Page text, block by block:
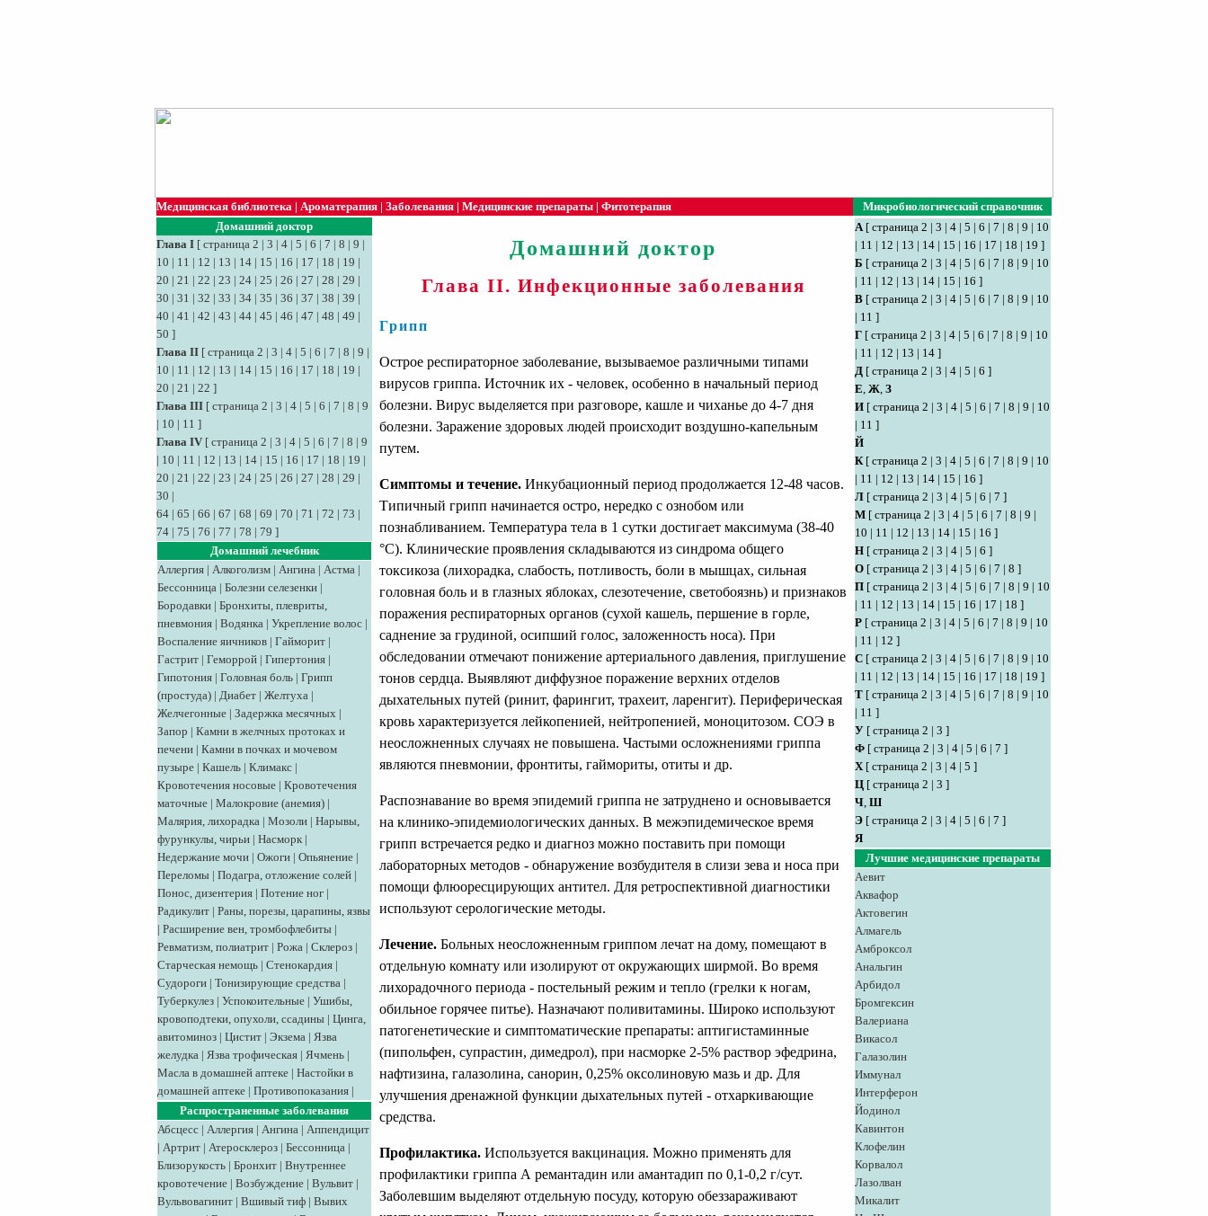
Медицинская библиотека | Ароматерапия | Заболевания | Медицинские препараты | Фитотерапия
Микробиологический справочник
Домашний доктор
Глава I [ страница 2 | 3 | 4 | 5 | 6 | 7 | 8 | 9 |
10 | 11 | 12 | 13 | 14 | 15 | 16 | 17 | 18 | 19 |
20 | 21 | 22 | 23 | 24 | 25 | 26 | 27 | 28 | 29 |
30 | 31 | 32 | 33 | 34 | 35 | 36 | 37 | 38 | 39 |
40 | 41 | 42 | 43 | 44 | 45 | 46 | 47 | 48 | 49 |
50 ]
Глава II [ страница 2 | 3 | 4 | 5 | 6 | 7 | 8 | 9 |
10 | 11 | 12 | 13 | 14 | 15 | 16 | 17 | 18 | 19 |
20 | 21 | 22 ]
Глава III [ страница 2 | 3 | 4 | 5 | 6 | 7 | 8 | 9
| 10 | 11 ]
Глава IV [ страница 2 | 3 | 4 | 5 | 6 | 7 | 8 | 9
| 10 | 11 | 12 | 13 | 14 | 15 | 16 | 17 | 18 | 19 |
20 | 21 | 22 | 23 | 24 | 25 | 26 | 27 | 28 | 29 |
30 |
64 | 65 | 66 | 67 | 68 | 69 | 70 | 71 | 72 | 73 |
74 | 75 | 76 | 77 | 78 | 79 ]
Домашний лечебник
Аллергия | Алкоголизм | Ангина | Астма |
Бессонница | Болезни селезенки |
Бородавки | Бронхиты, плевриты,
пневмония | Водянка | Укрепление волос |
Воспаление яичников | Гайморит |
Гастрит | Геморрой | Гипертония |
Гипотония | Головная боль | Грипп
(простуда) | Диабет | Желтуха |
Желчегонные | Задержка месячных |
Запор | Камни в желчных протоках и
печени | Камни в почках и мочевом
пузыре | Кашель | Климакс |
Кровотечения носовые | Кровотечения
маточные | Малокровие (анемия) |
Малярия, лихорадка | Мозоли | Нарывы,
фурункулы, чирьи | Насморк |
Недержание мочи | Ожоги | Опьянение |
Переломы | Подагра, отложение солей |
Понос, дизентерия | Потение ног |
Радикулит | Раны, порезы, царапины, язвы
| Расширение вен, тромбофлебиты |
Ревматизм, полиатрит | Рожа | Склероз |
Старческая немощь | Стенокардия |
Судороги | Тонизирующие средства |
Туберкулез | Успокоительные | Ушибы,
кровоподтеки, опухоли, ссадины | Цинга,
авитоминоз | Цистит | Экзема | Язва
желудка | Язва трофическая | Ячмень |
Масла в домашней аптеке | Настойки в
домашней аптеке | Противопоказания |
Распространенные заболевания
Абсцесс | Аллергия | Ангина | Аппендицит
| Артрит | Атеросклероз | Бессонница |
Близорукость | Бронхит | Внутреннее
кровотечение | Возбуждение | Вульвит |
Вульвовагинит | Вшивый тиф | Вывих
Домашний доктор
Глава II. Инфекционные заболевания
Грипп
Острое респираторное заболевание, вызываемое различными типами
вирусов гриппа. Источник их - человек, особенно в начальный период
болезни. Вирус выделяется при разговоре, кашле и чиханье до 4-7 дня
болезни. Заражение здоровых людей происходит воздушно-капельным
путем.
Симптомы и течение. Инкубационный период продолжается 12-48 часов.
Типичный грипп начинается остро, нередко с ознобом или
познабливанием. Температура тела в 1 сутки достигает максимума (38-40
°С). Клинические проявления складываются из синдрома общего
токсикоза (лихорадка, слабость, потливость, боли в мышцах, сильная
головная боль и в глазных яблоках, слезотечение, светобоязнь) и признаков
поражения респираторных органов (сухой кашель, першение в горле,
саднение за грудиной, осипший голос, заложенность носа). При
обследовании отмечают понижение артериального давления, приглушение
тонов сердца. Выявляют диффузное поражение верхних отделов
дыхательных путей (ринит, фарингит, трахеит, ларенгит). Периферическая
кровь характеризуется лейкопенией, нейтропенией, моноцитозом. СОЭ в
неосложненных случаях не повышена. Частыми осложнениями гриппа
являются пневмонии, фронтиты, гаймориты, отиты и др.
Распознавание во время эпидемий гриппа не затруднено и основывается
на клинико-эпидемиологических данных. В межэпидемическое время
грипп встречается редко и диагноз можно поставить при помощи
лабораторных методов - обнаружение возбудителя в слизи зева и носа при
помощи флюоресцирующих антител. Для ретроспективной диагностики
используют серологические методы.
Лечение. Больных неосложненным гриппом лечат на дому, помещают в
отдельную комнату или изолируют от окружающих ширмой. Во время
лихорадочного периода - постельный режим и тепло (грелки к ногам,
обильное горячее питье). Назначают поливитамины. Широко используют
патогенетические и симптоматические препараты: аптигистаминные
(пипольфен, супрастин, димедрол), при насморке 2-5% раствор эфедрина,
нафтизина, галазолина, санорин, 0,25% оксолиновую мазь и др. Для
улучшения дренажной функции дыхательных путей - отхаркивающие
средства.
Профилактика. Используется вакцинация. Можно применять для
профилактики гриппа А ремантадин или амантадип по 0,1-0,2 г/сут.
Заболевшим выделяют отдельную посуду, которую обеззараживают
А[ страница 2 | 3 | 4 | 5 | 6 | 7 | 8 | 9 | 10
| 11 | 12 | 13 | 14 | 15 | 16 | 17 | 18 | 19 ]
Б [ страница 2 | 3 | 4 | 5 | 6 | 7 | 8 | 9 | 10
| 11 | 12 | 13 | 14 | 15 | 16 ]
В [ страница 2 | 3 | 4 | 5 | 6 | 7 | 8 | 9 | 10
| 11 ]
Г [ страница 2 | 3 | 4 | 5 | 6 | 7 | 8 | 9 | 10
| 11 | 12 | 13 | 14 ]
Д [ страница 2 | 3 | 4 | 5 | 6 ]
Е, Ж, З
И [ страница 2 | 3 | 4 | 5 | 6 | 7 | 8 | 9 | 10
| 11 ]
Й
К[ страница 2 | 3 | 4 | 5 | 6 | 7 | 8 | 9 | 10
| 11 | 12 | 13 | 14 | 15 | 16 ]
Л [ страница 2 | 3 | 4 | 5 | 6 | 7 ]
М [ страница 2 | 3 | 4 | 5 | 6 | 7 | 8 | 9 |
10 | 11 | 12 | 13 | 14 | 15 | 16 ]
Н [ страница 2 | 3 | 4 | 5 | 6 ]
О [ страница 2 | 3 | 4 | 5 | 6 | 7 | 8 ]
П [ страница 2 | 3 | 4 | 5 | 6 | 7 | 8 | 9 | 10
| 11 | 12 | 13 | 14 | 15 | 16 | 17 | 18 ]
Р [ страница 2 | 3 | 4 | 5 | 6 | 7 | 8 | 9 | 10
| 11 | 12 ]
С [ страница 2 | 3 | 4 | 5 | 6 | 7 | 8 | 9 | 10
| 11 | 12 | 13 | 14 | 15 | 16 | 17 | 18 | 19 ]
Т [ страница 2 | 3 | 4 | 5 | 6 | 7 | 8 | 9 | 10
| 11 ]
У [ страница 2 | 3 ]
Ф [ страница 2 | 3 | 4 | 5 | 6 | 7 ]
Х[ страница 2 | 3 | 4 | 5 ]
Ц [ страница 2 | 3 ]
Ч, Ш
Э [ страница 2 | 3 | 4 | 5 | 6 | 7 ]
Я
Лучшие медицинские препараты
Аевит
Аквафор
Актовегин
Алмагель
Амброксол
Анальгин
Арбидол
Бромгексин
Валериана
Викасол
Галазолин
Иммунал
Интерферон
Йодинол
Кавинтон
Клофелин
Корвалол
Лазолван
Микалит